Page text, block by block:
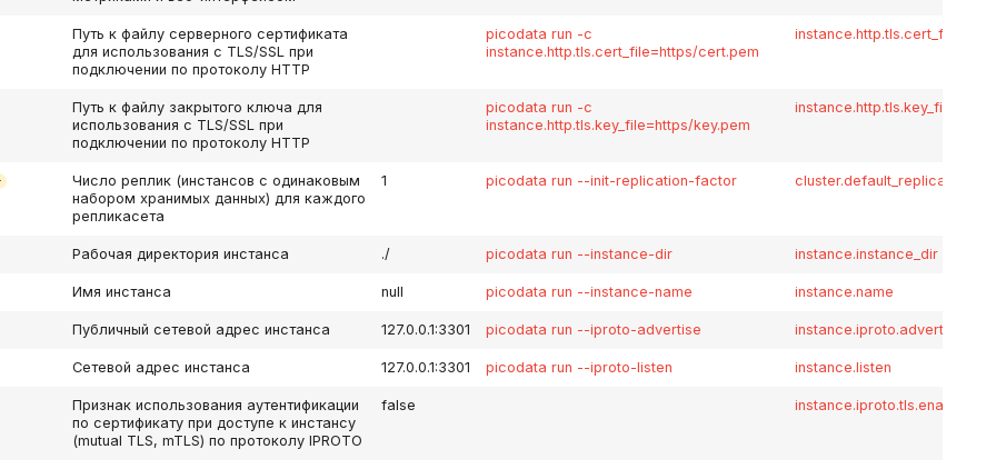
Путь к файлу серверного сертификата
для использования с TLS/SSL при
подключении по протоколу HTTP
picodata run -c
instance.http.tls.cert_file=https/cert.pem
instance.http.tls.cert_file
Путь к файлу закрытого ключа для
использования с TLS/SSL при
подключении по протоколу HTTP
picodata run -c
instance.http.tls.key_file=https/key.pem
instance.http.tls.key_file
Число реплик (инстансов с одинаковым
набором хранимых данных) для каждого
репликасета
1 picodata run --init-replication-factor
Рабочая директория инстанса ./ picodata run --instance-dir instance.instance_dir
Имя инстанса null picodata run --instance-name instance.name
Публичный сетевой адрес инстанса 127.0.0.1:3301 picodata run --iproto-advertise instance.iproto.advertise
Сетевой адрес инстанса 127.0.0.1:3301 picodata run --iproto-listen instance.listen
Признак использования аутентификации
по сертификату при доступе к инстансу
(mutual TLS, mTLS) по протоколу IPROTO
false instance.iproto.tls.enabled